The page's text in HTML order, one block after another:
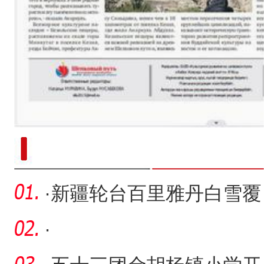
·新疆轮台百里雅丹白雪覆
盖 蔚为壮观
·